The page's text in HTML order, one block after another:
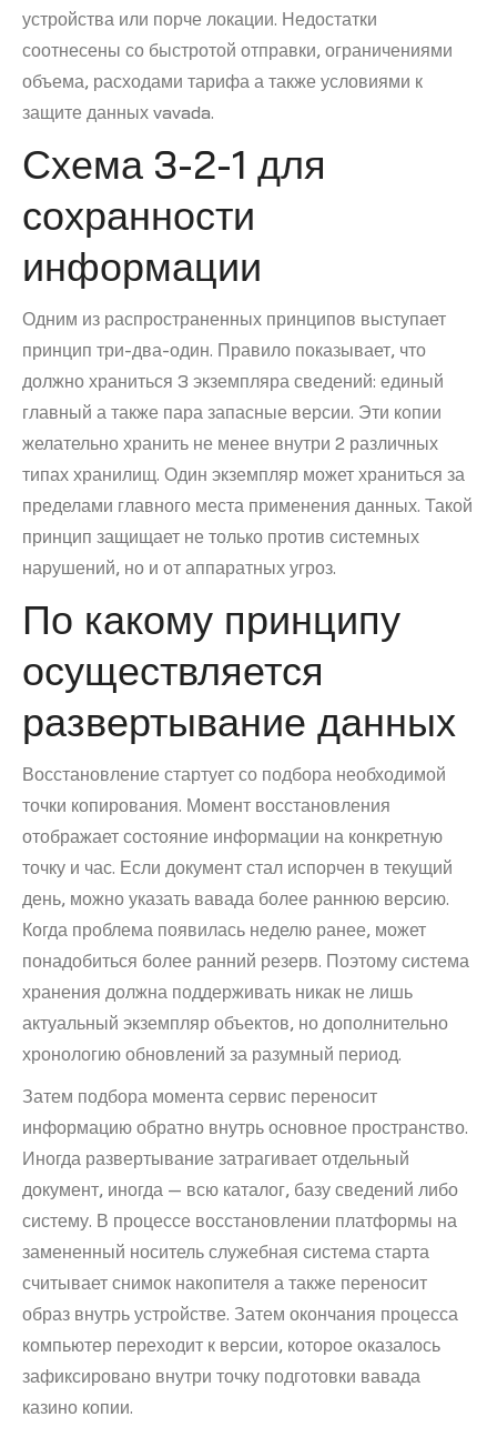
устройства или порче локации. Недостатки
соотнесены со быстротой отправки, ограничениями
объема, расходами тарифа а также условиями к
защите данных vavada.
Схема 3-2-1 для
сохранности
информации
Одним из распространенных принципов выступает
принцип три-два-один. Правило показывает, что
должно храниться 3 экземпляра сведений: единый
главный а также пара запасные версии. Эти копии
желательно хранить не менее внутри 2 различных
типах хранилищ. Один экземпляр может храниться за
пределами главного места применения данных. Такой
принцип защищает не только против системных
нарушений, но и от аппаратных угроз.
По какому принципу
осуществляется
развертывание данных
Восстановление стартует со подбора необходимой
точки копирования. Момент восстановления
отображает состояние информации на конкретную
точку и час. Если документ стал испорчен в текущий
день, можно указать вавада более раннюю версию.
Когда проблема появилась неделю ранее, может
понадобиться более ранний резерв. Поэтому система
хранения должна поддерживать никак не лишь
актуальный экземпляр объектов, но дополнительно
хронологию обновлений за разумный период.
Затем подбора момента сервис переносит
информацию обратно внутрь основное пространство.
Иногда развертывание затрагивает отдельный
документ, иногда — всю каталог, базу сведений либо
систему. В процессе восстановлении платформы на
замененный носитель служебная система старта
считывает снимок накопителя а также переносит
образ внутрь устройстве. Затем окончания процесса
компьютер переходит к версии, которое оказалось
зафиксировано внутри точку подготовки вавада
казино копии.